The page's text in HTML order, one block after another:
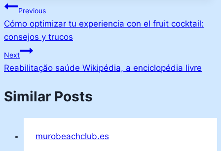
Post
navigation
Previous
Cómo optimizar tu experiencia con el fruit cocktail:
consejos y trucos
Next
Reabilitação saúde Wikipédia, a enciclopédia livre
Similar Posts
murobeachclub.es